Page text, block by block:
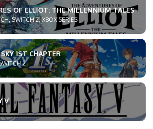
OF ELLIOT: THE MILLENNIUM TALES
SWITCH 2, XBOX SERIES
1ST CHAPTER
2
V